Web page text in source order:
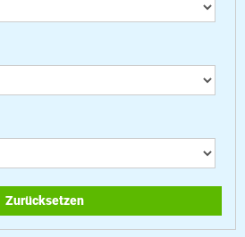
Zurücksetzen